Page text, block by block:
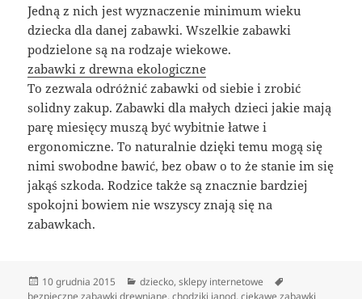
Jedną z nich jest wyznaczenie minimum wieku
dziecka dla danej zabawki. Wszelkie zabawki
podzielone są na rodzaje wiekowe.
zabawki z drewna ekologiczne
To zezwala odróżnić zabawki od siebie i zrobić
solidny zakup. Zabawki dla małych dzieci jakie mają
parę miesięcy muszą być wybitnie łatwe i
ergonomiczne. To naturalnie dzięki temu mogą się
nimi swobodne bawić, bez obaw o to że stanie im się
jakąś szkoda. Rodzice także są znacznie bardziej
spokojni bowiem nie wszyscy znają się na
zabawkach.
Data
publikacji
10 grudnia 2015 Kategorie
dziecko,sklepy internetowe